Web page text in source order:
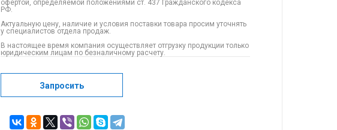
офертой, определяемой положениями ст. 437 Гражданского кодекса
РФ.
Актуальную цену, наличие и условия поставки товара просим уточнять
у специалистов отдела продаж.
В настоящее время компания осуществляет отгрузку продукции только
юридическим лицам по безналичному расчету.
Запросить